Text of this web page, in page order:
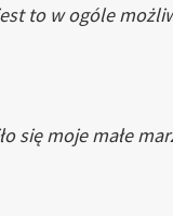
to w ogóle
się moje małe